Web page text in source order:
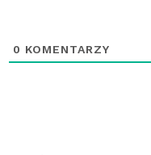
0 KOMENTARZY